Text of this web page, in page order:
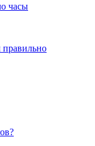
часы